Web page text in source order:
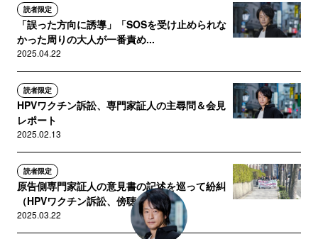
読者限定
「誤った方向に誘導」「SOSを受け止められな
かった周りの大人が一番責め...
2025.04.22
読者限定
HPVワクチン訴訟、専門家証人の主尋問＆会見
レポート
2025.02.13
読者限定
原告側専門家証人の意見書の記述を巡って紛糾
（HPVワクチン訴訟、傍聴＆...
2025.03.22